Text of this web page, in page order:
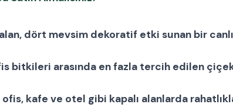
dört mevsim dekoratif etki sunan bir
bitkileri arasında en fazla tercih edilen
ofis, kafe ve otel gibi kapalı alanlarda